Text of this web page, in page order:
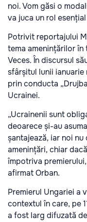
noi. Vom găsi o
va juca un rol
Potrivit reportajului
tema amenințărilor în
Veces. În discursul
sfârșitul lunii ianuarie
prin conducta
Ucrainei.
„Ucrainenii sunt
deoarece și-au
șantajează, iar noi nu
amenințări, chiar
împotriva
afirmat Orban.
Premierul Ungariei a
contextul în care, pe
a fost larg difuzată